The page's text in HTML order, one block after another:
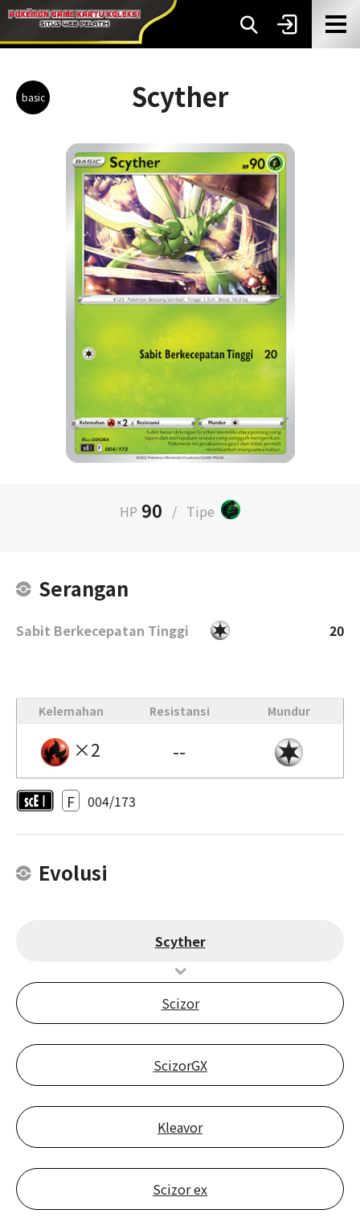
basic Scyther
HP 90 / Tipe
Serangan
Sabit Berkecepatan Tinggi 20
Kelemahan Resistansi Mundur
×2 --
F 004/173
Evolusi
Scyther
Scizor
ScizorGX
Kleavor
Scizor ex